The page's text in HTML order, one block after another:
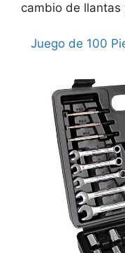
cambio de llantas
Juego de 100